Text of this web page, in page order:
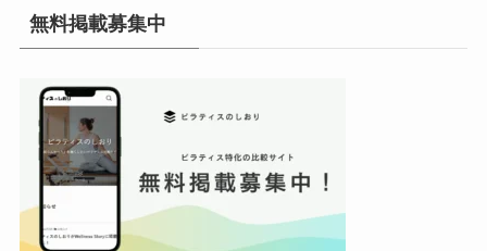
イ
ブ
無料掲載募集中